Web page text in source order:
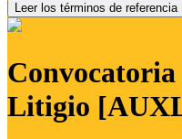
Leer los términos de referencia
Litigio